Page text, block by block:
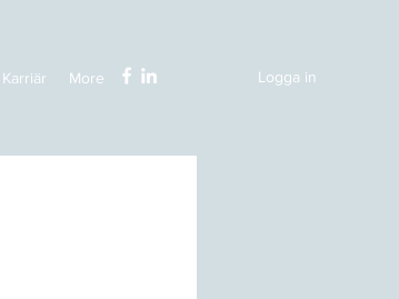
Karriär More Logga in